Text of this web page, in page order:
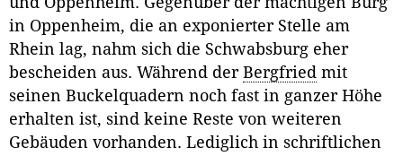
in Oppenheim, die an exponierter Stelle am
Rhein lag, nahm sich die Schwabsburg eher
bescheiden aus. Während der Bergfried mit
seinen Buckelquadern noch fast in ganzer Höhe
erhalten ist, sind keine Reste von weiteren
Gebäuden vorhanden. Lediglich in schriftlichen